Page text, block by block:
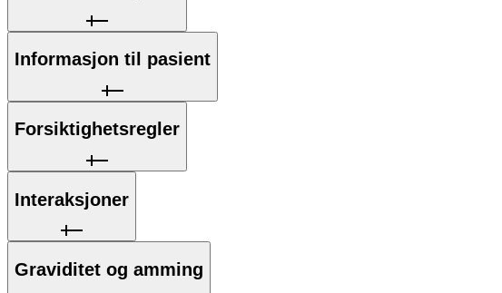
Informasjon til pasient
Forsiktighetsregler
Interaksjoner
Graviditet og amming